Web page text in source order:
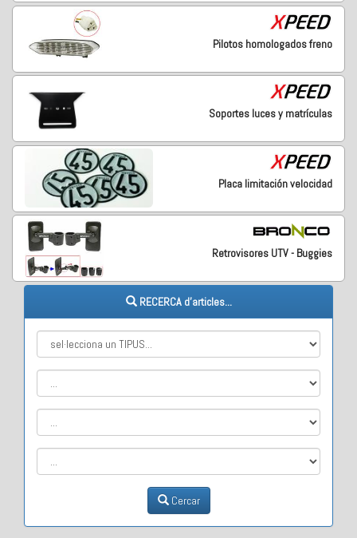
Pilotos homologados freno
Soportes luces y matrículas
Placa limitación velocidad
Retrovisores UTV - Buggies
RECERCA d'articles...
Cercar